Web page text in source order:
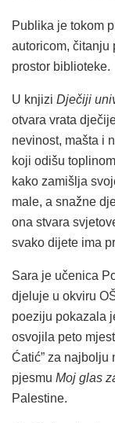
Publika je tokom
autoricom, čitanju
prostor biblioteke.
U knjizi Dječiji
otvara vrata
nevinost, mašta i
koji odišu
kako zamišlja
male, a snažne
ona stvara
svako dijete ima
Sara je učenica
djeluje u okviru
poeziju pokazala
osvojila peto
Ćatić” za najbolju
pjesmu Moj glas
Palestine.